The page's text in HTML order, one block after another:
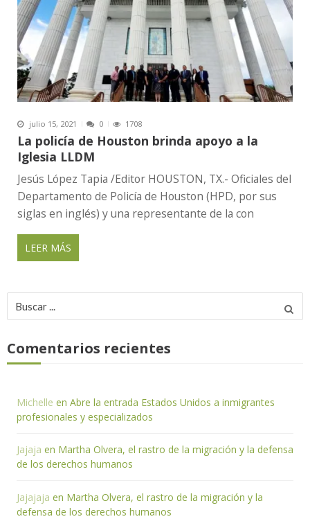
julio 15, 2021 0 1708
La policía de Houston brinda apoyo a la
Iglesia LLDM
Jesús López Tapia /Editor HOUSTON, TX.- Oficiales del
Departamento de Policía de Houston (HPD, por sus
siglas en inglés) y una representante de la con
LEER MÁS
Buscar
por:
Comentarios recientes
Michelle en Abre la entrada Estados Unidos a inmigrantes
profesionales y especializados
Jajaja en Martha Olvera, el rastro de la migración y la defensa
de los derechos humanos
Jajajaja en Martha Olvera, el rastro de la migración y la
defensa de los derechos humanos